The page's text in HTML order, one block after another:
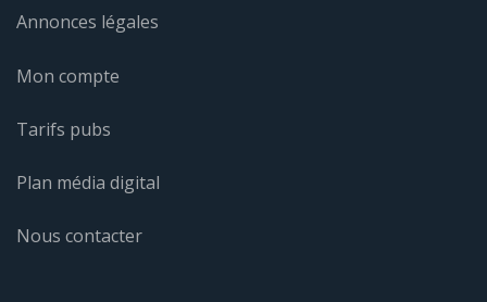
Annonces légales
Mon compte
Tarifs pubs
Plan média digital
Nous contacter